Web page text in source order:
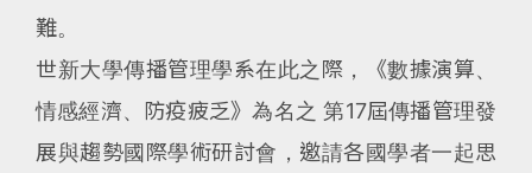
難。
世新大學傳播管理學系在此之際，《數據演算、
情感經濟、防疫疲乏》為名之 第17屆傳播管理發
展與趨勢國際學術研討會，邀請各國學者一起思